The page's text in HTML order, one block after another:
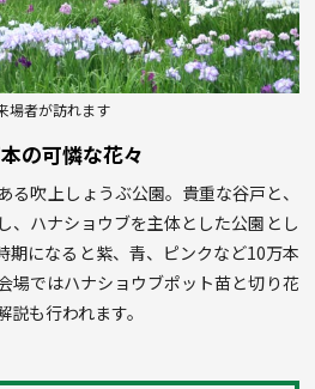
場者が訪れます
の可憐な花々
吹上しょうぶ公園。貴重な谷戸と、
、ハナショウブを主体とした公園とし
期になると紫、青、ピンクなど10万本
場ではハナショウブポット苗と切り花
も行われます。